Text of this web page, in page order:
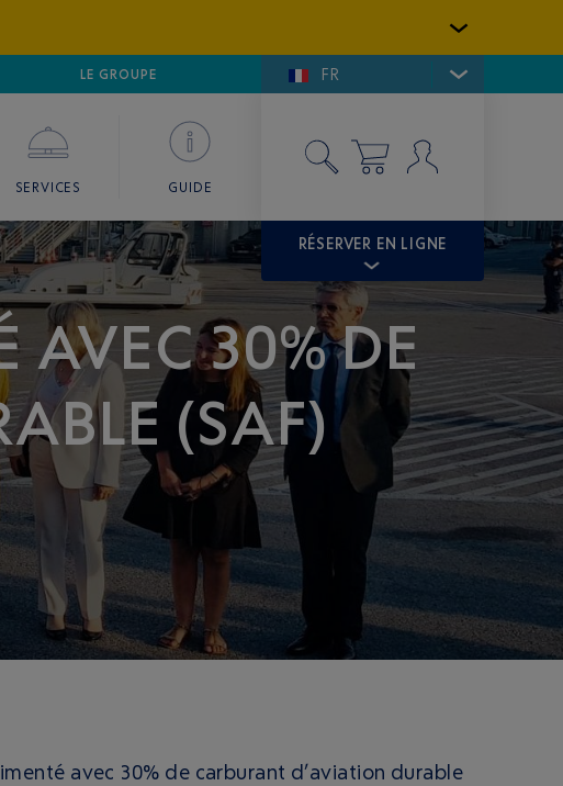
GOLFE DE SAINT-TROPEZ
LE GROUPE FR
SERVICES GUIDE
RÉSERVER EN LIGNE
AVEC 30% DE
(SAF)
avec 30% de carburant d’aviation durable